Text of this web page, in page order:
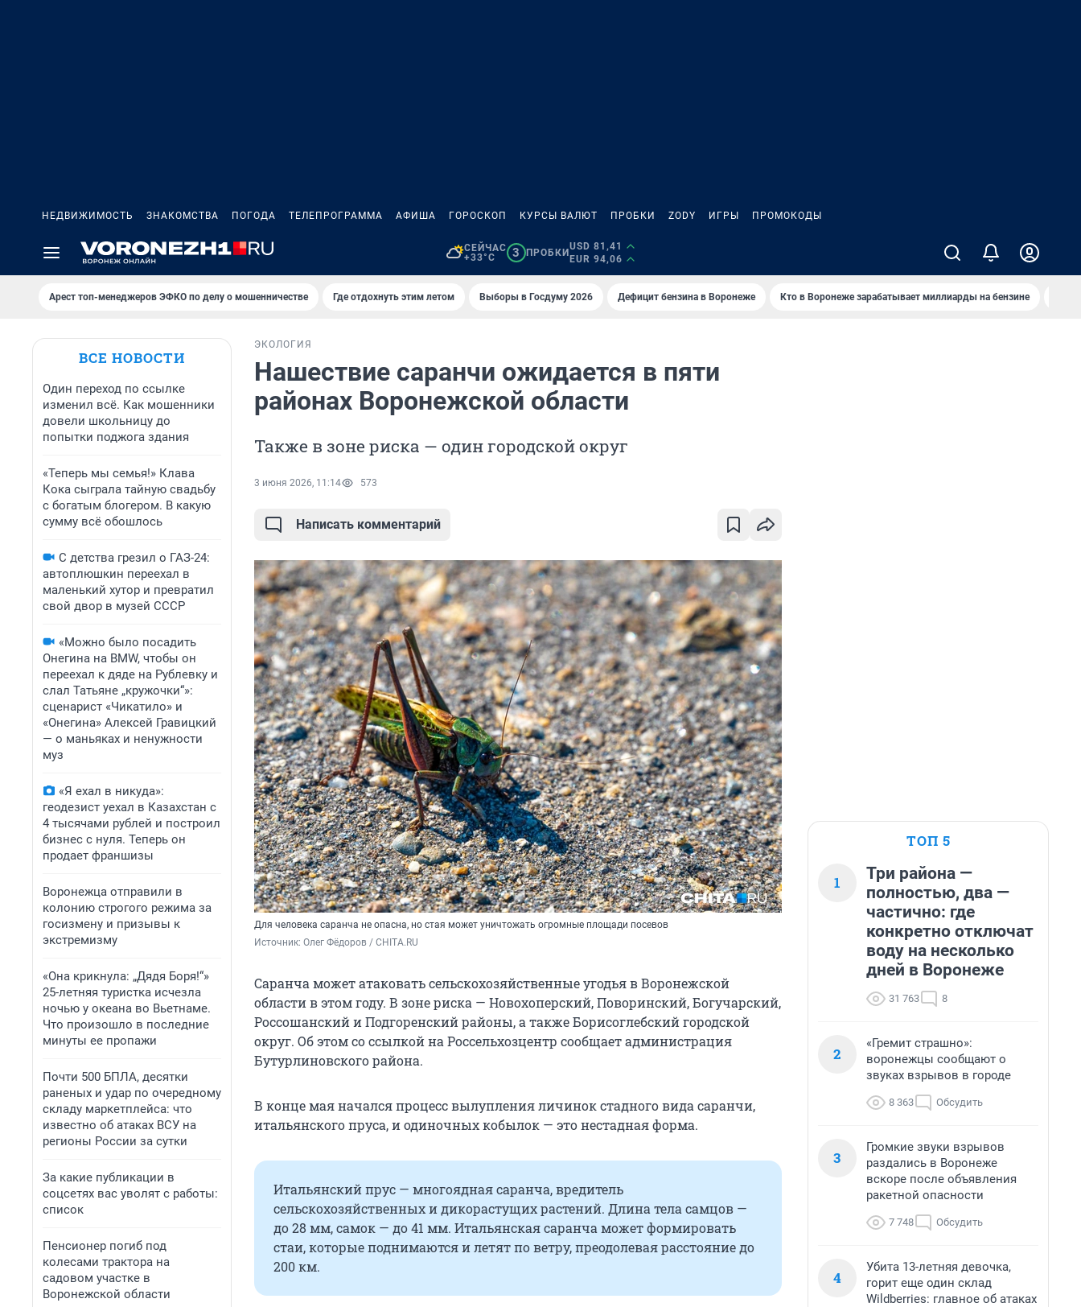
НЕДВИЖИМОСТЬ ЗНАКОМСТВА ПОГОДА ТЕЛЕПРОГРАММА АФИША ГОРОСКОП КУРСЫ ВАЛЮТ ПРОБКИ ZODY ИГРЫ ПРОМОКОДЫ
СЕЙЧАС
+33°C
3 ПРОБКИ
USD 81,41
EUR 94,06
Арест топ-менеджеров ЭФКО по делу о мошенничестве Где отдохнуть этим летом Выборы в Госдуму 2026 Дефицит бензина в Воронеже Кто в Воронеже зарабатывает миллиарды на бензине
ВСЕ НОВОСТИ
Один переход по ссылке
изменил всё. Как мошенники
довели школьницу до
попытки поджога здания
«Теперь мы семья!» Клава
Кока сыграла тайную свадьбу
с богатым блогером. В какую
сумму всё обошлось
С детства грезил о ГАЗ-24:
автоплюшкин переехал в
маленький хутор и превратил
свой двор в музей СССР
«Можно было посадить
Онегина на BMW, чтобы он
переехал к дяде на Рублевку и
слал Татьяне „кружочки“»:
сценарист «Чикатило» и
«Онегина» Алексей Гравицкий
— о маньяках и ненужности
муз
«Я ехал в никуда»:
геодезист уехал в Казахстан с
4 тысячами рублей и построил
бизнес с нуля. Теперь он
продает франшизы
Воронежца отправили в
колонию строгого режима за
госизмену и призывы к
экстремизму
«Она крикнула: „Дядя Боря!“»
25-летняя туристка исчезла
ночью у океана во Вьетнаме.
Что произошло в последние
минуты ее пропажи
Почти 500 БПЛА, десятки
раненых и удар по очередному
складу маркетплейса: что
известно об атаках ВСУ на
регионы России за сутки
За какие публикации в
соцсетях вас уволят с работы:
список
Пенсионер погиб под
колесами трактора на
садовом участке в
Воронежской области
ЭКОЛОГИЯ
Нашествие саранчи ожидается в пяти
районах Воронежской области
Также в зоне риска — один городской округ
3 июня 2026, 11:14 573
Написать комментарий
Для человека саранча не опасна, но стая может уничтожать огромные площади посевов
Источник: Олег Фёдоров / CHITA.RU
Саранча может атаковать сельскохозяйственные угодья в Воронежской
области в этом году. В зоне риска — Новохоперский, Поворинский, Богучарский,
Россошанский и Подгоренский районы, а также Борисоглебский городской
округ. Об этом со ссылкой на Россельхозцентр сообщает администрация
Бутурлиновского района.
В конце мая начался процесс вылупления личинок стадного вида саранчи,
итальянского пруса, и одиночных кобылок — это нестадная форма.
Итальянский прус — многоядная саранча, вредитель
сельскохозяйственных и дикорастущих растений. Длина тела самцов —
до 28 мм, самок — до 41 мм. Итальянская саранча может формировать
стаи, которые поднимаются и летят по ветру, преодолевая расстояние до
200 км.
ТОП 5
1
Три района —
полностью, два —
частично: где
конкретно отключат
воду на несколько
дней в Воронеже
31 763 8
2
«Гремит страшно»:
воронежцы сообщают о
звуках взрывов в городе
8 363 Обсудить
3
Громкие звуки взрывов
раздались в Воронеже
вскоре после объявления
ракетной опасности
7 748 Обсудить
4
Убита 13-летняя девочка,
горит еще один склад
Wildberries: главное об атаках